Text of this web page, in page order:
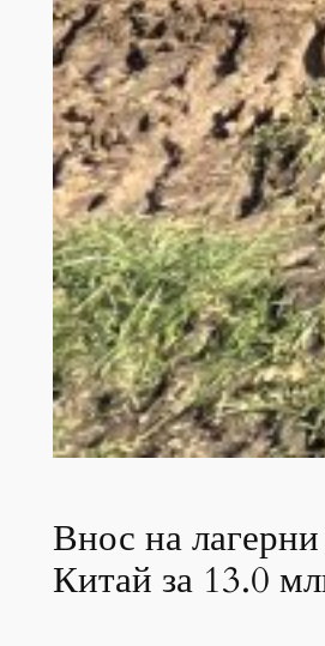
Внос на
Китай за 13.0